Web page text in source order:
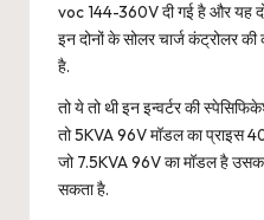
voc 144-360V दी गई है और यह
इन दोनों के सोलर चार्ज कंट्रोलर
है.
तो ये तो थी इन इन्वर्टर की
तो 5KVA 96V मॉडल का
जो 7.5KVA 96V का मॉडल है
सकता है.